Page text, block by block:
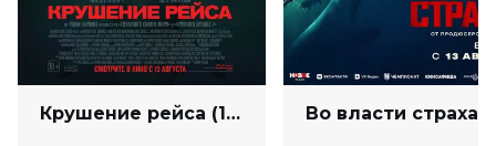
Крушение рейса (18+)